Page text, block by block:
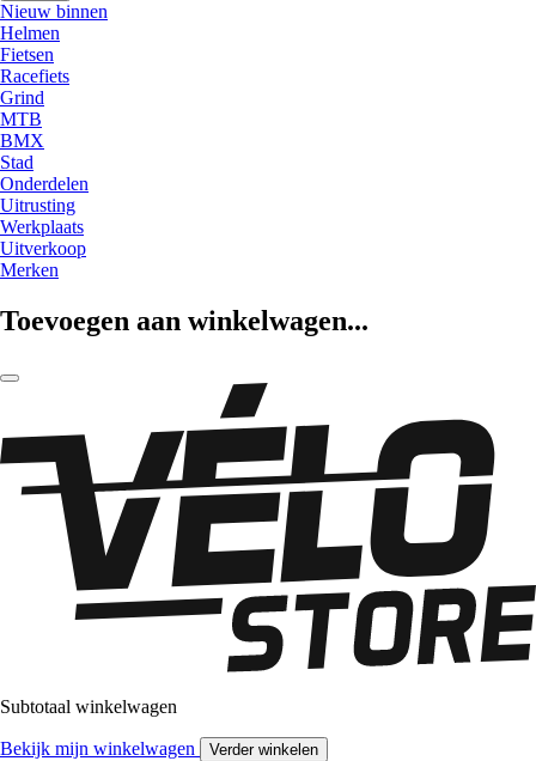
Nieuw binnen
Helmen
Fietsen
Racefiets
Grind
MTB
BMX
Stad
Onderdelen
Uitrusting
Werkplaats
Uitverkoop
Merken
Toevoegen aan winkelwagen...
Subtotaal winkelwagen
Bekijk mijn winkelwagen Verder winkelen